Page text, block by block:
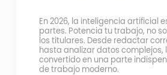
En 2026, la inteligencia artificial
partes. Potencia tu trabajo, no
los titulares. Desde redactar
hasta analizar datos complejos,
convertido en una parte
de trabajo moderno.